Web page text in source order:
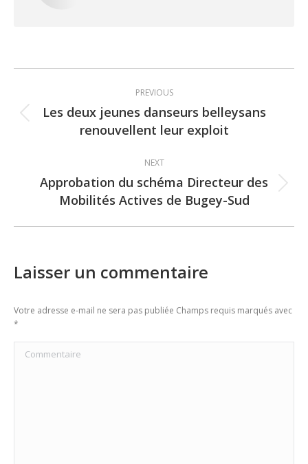
navigation
PREVIOUS
Previous
post:
Les deux jeunes danseurs belleysans
renouvellent leur exploit
NEXT
Next
post:
Approbation du schéma Directeur des
Mobilités Actives de Bugey-Sud
Laisser un commentaire
Votre adresse e-mail ne sera pas publiée Champs requis marqués avec
*
Commentaire